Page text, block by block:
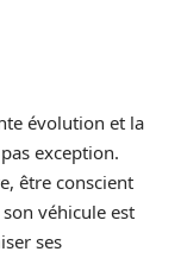
évolution et la
exception.
être conscient
véhicule est
ses